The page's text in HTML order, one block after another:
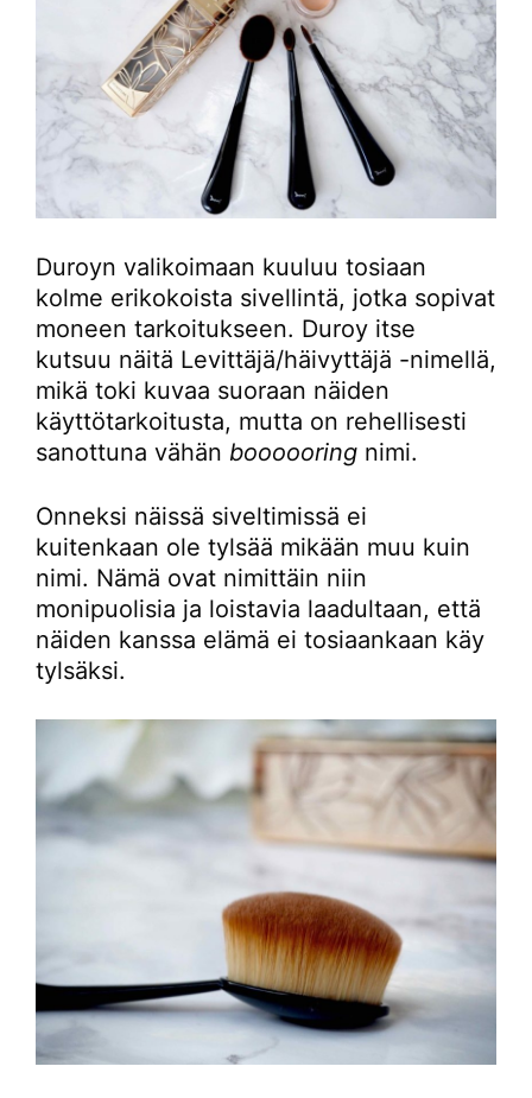
Duroyn valikoimaan kuuluu tosiaan
kolme erikokoista sivellintä, jotka sopivat
moneen tarkoitukseen. Duroy itse
kutsuu näitä Levittäjä/häivyttäjä -nimellä,
mikä toki kuvaa suoraan näiden
käyttötarkoitusta, mutta on rehellisesti
sanottuna vähän boooooring nimi.
Onneksi näissä siveltimissä ei
kuitenkaan ole tylsää mikään muu kuin
nimi. Nämä ovat nimittäin niin
monipuolisia ja loistavia laadultaan, että
näiden kanssa elämä ei tosiaankaan käy
tylsäksi.